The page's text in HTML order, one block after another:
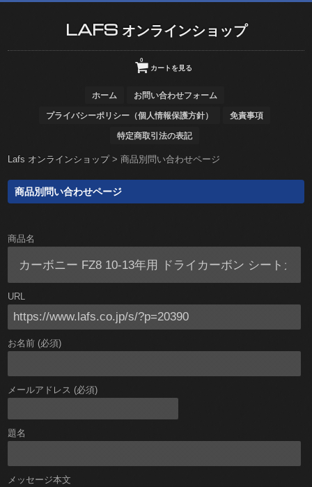
LAFS オンラインショップ
カートを見る
0
ホーム お問い合わせフォーム
プライバシーポリシー（個人情報保護方針） 免責事項
特定商取引法の表記
Lafs オンラインショップ>商品別問い合わせページ
商品別問い合わせページ
商品名
URL
お名前 (必須)
メールアドレス (必須)
題名
メッセージ本文